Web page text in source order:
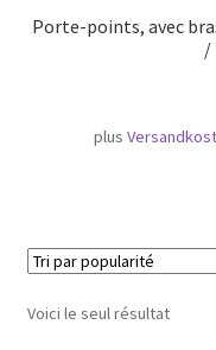
Porte-points, avec
/
plus
Voici le seul résultat